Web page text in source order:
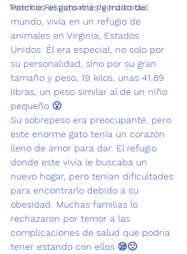
Tenencia Responsable de mascotas
Patches el gato más gordito del
mundo, vivía en un refugio de
animales en Virginia, Estados
Unidos. Él era especial, no solo por
su personalidad, sino por su gran
tamaño y peso, 19 kilos, unas 41.89
libras, un peso similar al de un niño
pequeño 😮
Su sobrepeso era preocupante, pero
este enorme gato tenía un corazón
lleno de amor para dar. El refugio
donde este vivía le buscaba un
nuevo hogar, pero tenían dificultades
para encontrarlo debido a su
obesidad. Muchas familias lo
rechazaron por temor a las
complicaciones de salud que podría
tener estando con ellos 😪🙁